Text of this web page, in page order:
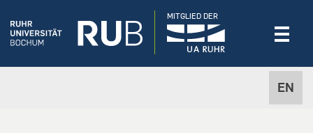
EN
MITGLIED DER